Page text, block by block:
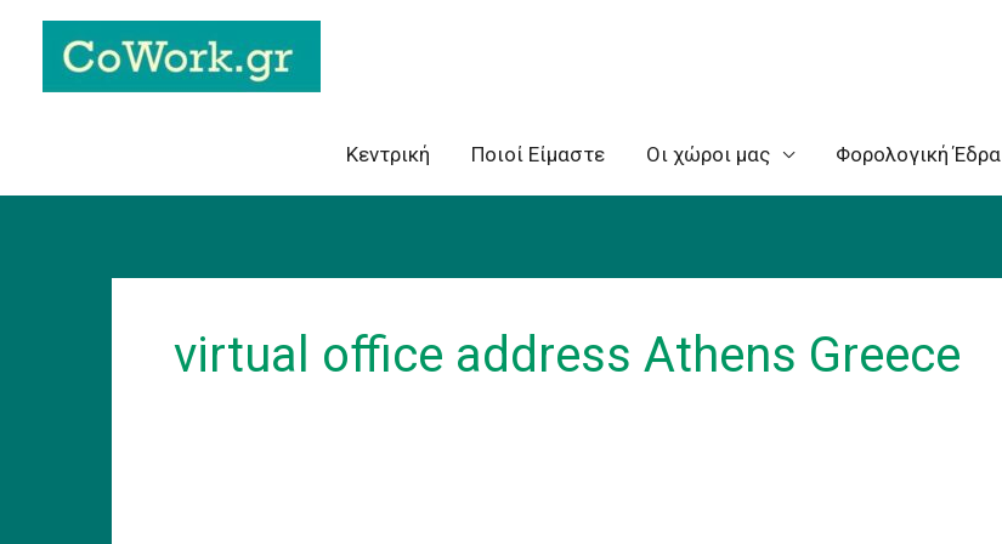
content
Κεντρική Ποιοί Είμαστε Oι χώροι μας Φορολογική Έδρα
virtual office address Athens Greece